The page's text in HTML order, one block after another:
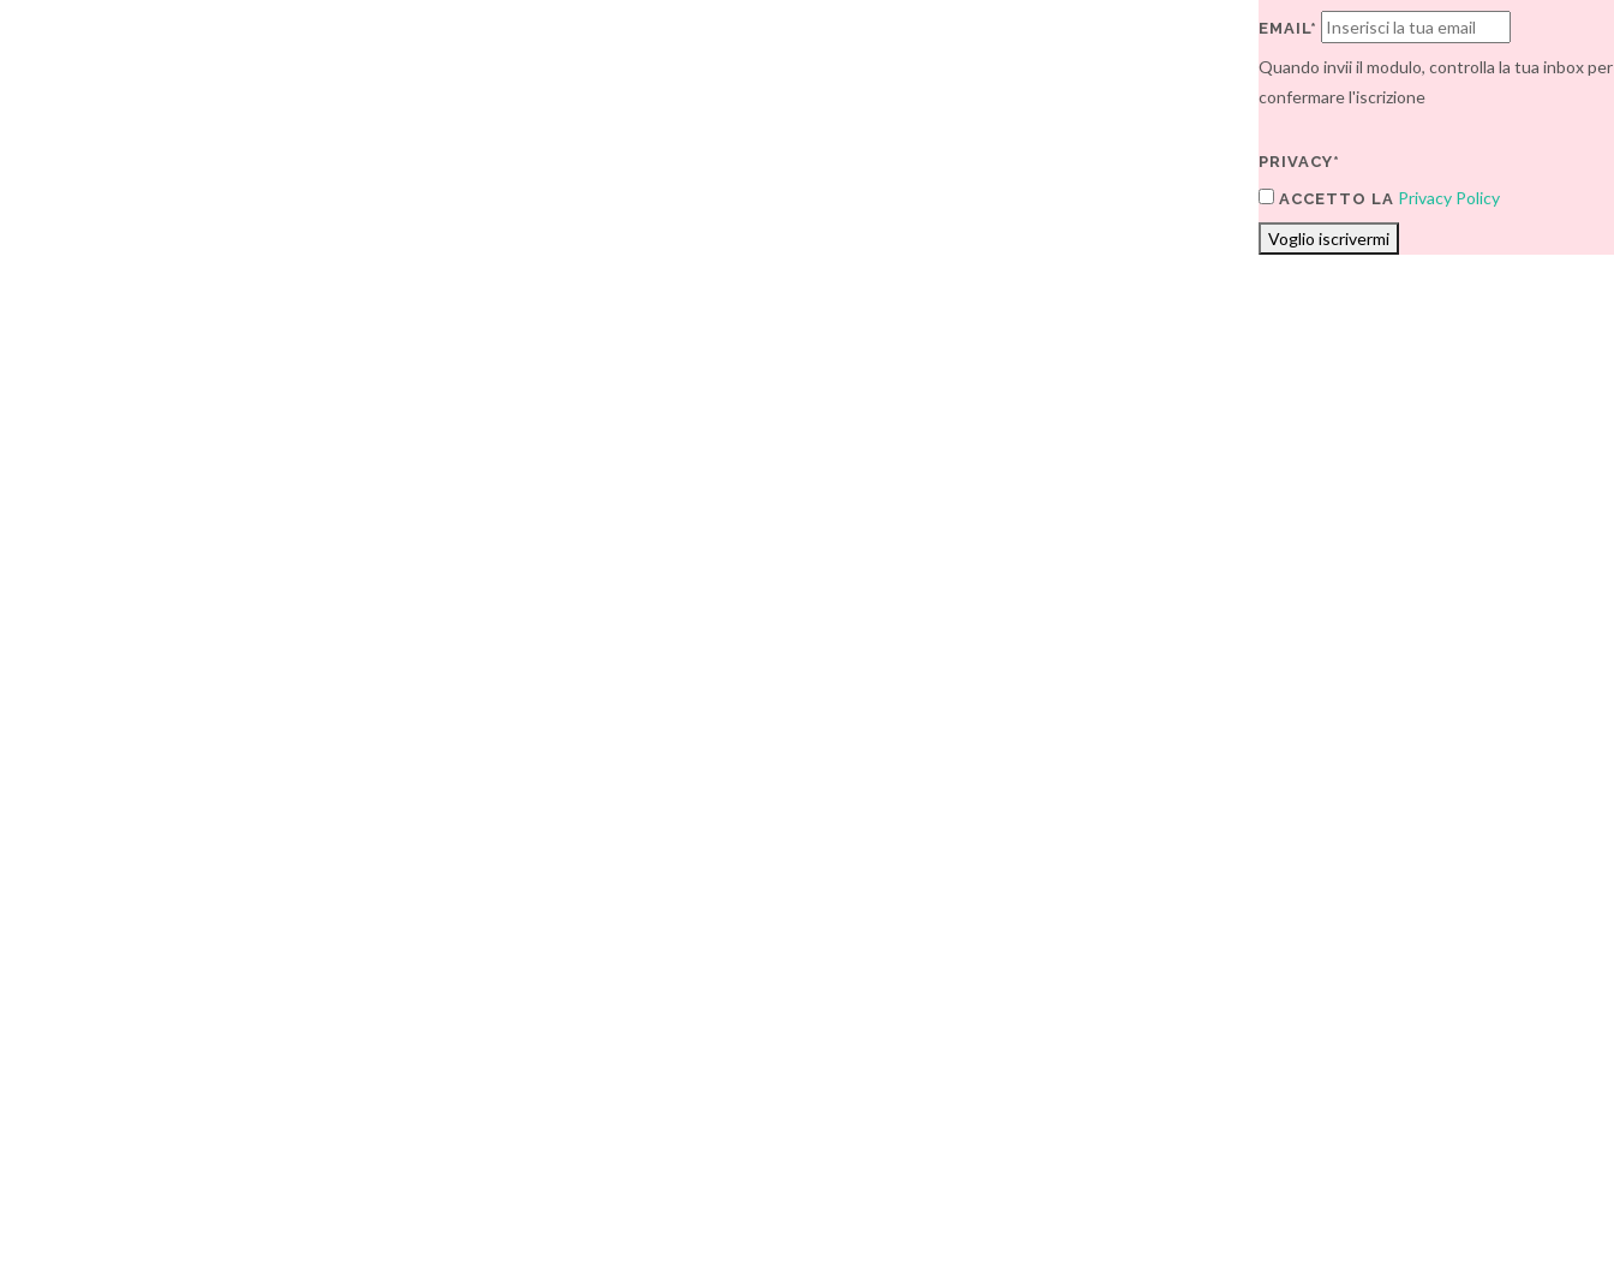
EMAIL*
Quando invii il modulo, controlla la tua inbox per
confermare l'iscrizione
PRIVACY*
ACCETTO LA Privacy Policy
Voglio iscrivermi